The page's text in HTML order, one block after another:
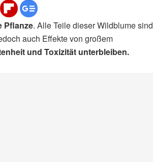
Pflanze. Alle Teile dieser Wildblume sind
auch Effekte von großem
und Toxizität unterbleiben.